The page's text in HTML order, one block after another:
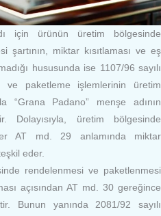
için ürünün üretim bölgesinde
şartının, miktar kısıtlaması ve eş
hususunda ise 1107/96 sayılı
ve paketleme işlemlerinin üretim
“Grana Padano” menşe adının
Dolayısıyla, üretim bölgesinde
AT md. 29 anlamında miktar
eder.
rendelenmesi ve paketlenmesi
açısından AT md. 30 gereğince
Bunun yanında 2081/92 sayılı